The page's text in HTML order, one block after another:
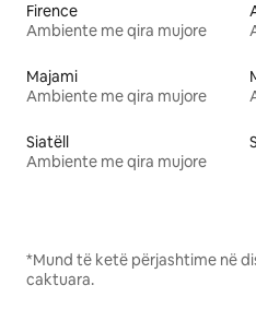
Firence
Ambiente me qira mujore
Majami
Ambiente me qira mujore
Siatëll
Ambiente me qira mujore
*Mund të ketë përjashtime në
caktuara.